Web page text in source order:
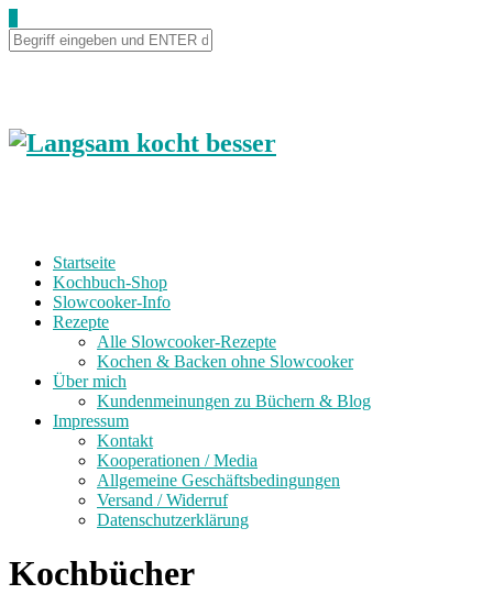
Startseite
Kochbuch-Shop
Slowcooker-Info
Rezepte
Alle Slowcooker-Rezepte
Kochen & Backen ohne Slowcooker
Über mich
Kundenmeinungen zu Büchern & Blog
Impressum
Kontakt
Kooperationen / Media
Allgemeine Geschäftsbedingungen
Versand / Widerruf
Datenschutzerklärung
Kochbücher